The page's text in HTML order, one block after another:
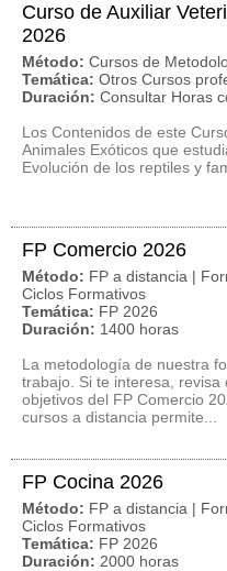
Curso de Auxiliar
2026
Método: Cursos de
Temática: Otros Cursos
Duración: Consultar Horas
Los Contenidos de este
Animales Exóticos que
Evolución de los reptiles y
FP Comercio 2026
Método: FP a distancia |
Ciclos Formativos
Temática: FP 2026
Duración: 1400 horas
La metodología de nuestra
trabajo. Si te interesa,
objetivos del FP Comercio
cursos a distancia permite...
FP Cocina 2026
Método: FP a distancia |
Ciclos Formativos
Temática: FP 2026
Duración: 2000 horas